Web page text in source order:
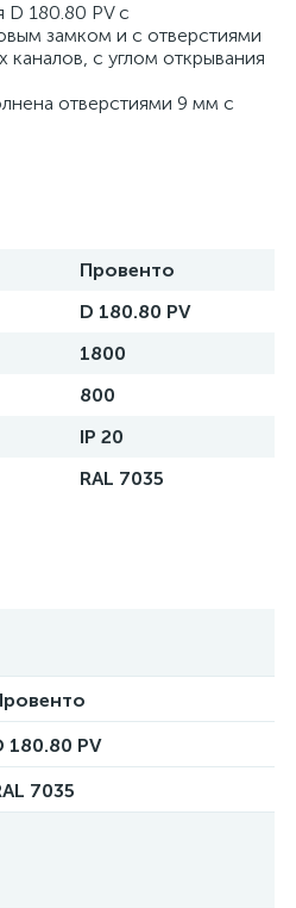
180.80 PV с
замком и с отверстиями
каналов, с углом открывания
отверстиями 9 мм с
Провенто
D 180.80 PV
1800
800
IP 20
RAL 7035
180.80 PV
7035